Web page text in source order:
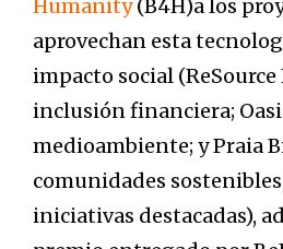
Humanity(B4H)a los
aprovechan esta
impacto social (ReSource
inclusión financiera;
medioambiente; y Praia
comunidades
iniciativas destacadas),